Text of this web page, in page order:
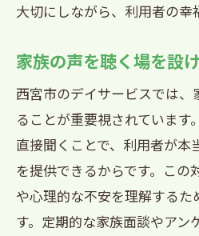
大切にしながら、利用者の幸
家族の声を聴く場を設
西宮市のデイサービスでは
ることが重要視されています
直接聞くことで、利用者が本
を提供できるからです。この
や心理的な不安を理解するた
す。定期的な家族面談やアン